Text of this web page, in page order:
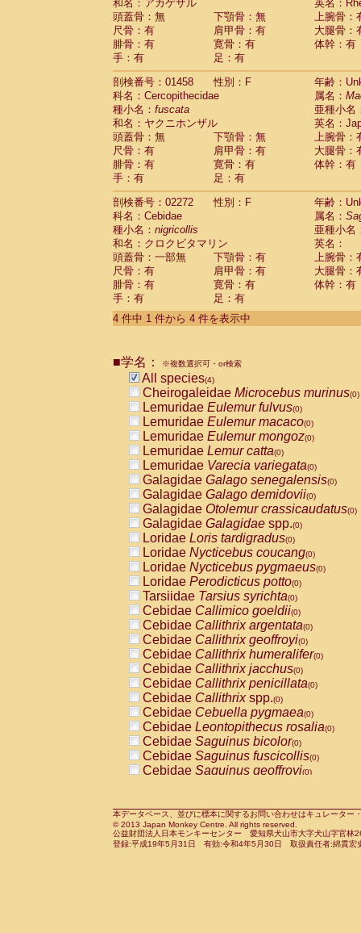
Cebidae Cebusspp.(0)
Cebidae Saimiri boliviensis
Cebidae Saimiri sciureus
Atelidae Alouatta caraya
AtelidaeAlouatta fusca
AtelidaeAlouatta seniculus
AtelidaeAlouatta
Atelidae Ateles belzebuth
Atelidae Ateles geoffroyi
Atelidae Ateles paniscus
Atelidae Atelesspp.
Atelidae Lagothrix lagothricha
AtelidaeLagothrix lagothricha cana(0)
Pitheciidae
Cacajao calvus
Pitheciidae
Callicebus cupreus(0)
Pitheciidae Callicebus donacophilus(0)
PitheciidaeCallicebus moloch(0)
Pitheciidae Callicebus torquatus(0)
Pitheciidae Callicebus
Pitheciidae Chiropotes satanas
Pitheciidae Pithecia monachus
PitheciidaePithecia pithecia
CercopithecidaeCercocebus
Cercopithecidae
CercopithecidaeCercocebus
CercopithecidaeCercocebus
CercopithecidaeCercocebusspp.
CercopithecidaeLophocebus
CercopithecidaePapio anubis
CercopithecidaePapio cynocephalus
CercopithecidaePapio hamadryas
CercopithecidaePapio papio(0)
CercopithecidaePapiospp.(0)
CercopithecidaeMandrillus
CercopithecidaeMandrillus sphinx
CercopithecidaeTheropithecus
CercopithecidaeMacaca arctoides
CercopithecidaeMacaca assamensis
Cercopithecidae Macaca
CercopithecidaeMacaca cyclopis
CercopithecidaeMacaca fascicularis
CercopithecidaeMacaca fuscaca
CercopithecidaeMacaca fuscata
CercopithecidaeMacaca fuscata
CercopithecidaeMacaca maura
CercopithecidaeMacaca mulatta
CercopithecidaeMacaca nemestrina
CercopithecidaeMacaca nigra(0)
CercopithecidaeMacaca radiata
CercopithecidaeMacaca silenus
CercopithecidaeMacaca sinica
CercopithecidaeMacaca tonkeana(0)
CercopithecidaeMacacahybrid(0)
CercopithecidaeMacaca spp.(0)
和名：アカゲザル
英名：
頭蓋骨：無
下顎骨：無
上腕骨：
尺骨：有
肩甲骨：有
大腿骨：
腓骨：有
寛骨：有
体幹：有
手：有
足：有
剖検番号：01458
性別：F
年齢：
科名：Cercopithecidae
属名：
種小名： fuscata
亜種小名
和名：ヤクニホンザル
英名：
頭蓋骨：無
下顎骨：無
上腕骨：
尺骨：有
肩甲骨：有
大腿骨：
腓骨：有
寛骨：有
体幹：有
手：有
足：有
剖検番号：02272
性別：F
年齢：
科名：Cebidae
属名：
種小名： nigricollis
亜種小名
和名：クロクビタマリン
英名：
頭蓋骨：一部無
下顎骨：有
上腕骨：
尺骨：有
肩甲骨：有
大腿骨：
腓骨：有
寛骨：有
体幹：有
手：有
足：有
4 件中 1 件から 4 件を表示中
■学名： ※複数選択可・or検索
All species(4)
Cheirogaleidae Microcebus murinus(0)
Lemuridae Eulemur fulvus(0)
Lemuridae Eulemur macaco(0)
Lemuridae Eulemur mongoz(0)
Lemuridae Lemur catta(0)
Lemuridae Varecia variegata(0)
Galagidae Galago senegalensis(0)
Galagidae Galago demidovii(0)
Galagidae Otolemur crassicaudatus(0)
Galagidae Galagidae spp.(0)
Loridae Loris tardigradus(0)
Loridae Nycticebus coucang(0)
Loridae Nycticebus pygmaeus(0)
Loridae Perodicticus potto(0)
Tarsiidae Tarsius syrichta(0)
Cebidae Callimico goeldii(0)
Cebidae Callithrix argentata(0)
Cebidae Callithrix geoffroyi(0)
Cebidae Callithrix humeralifer(0)
Cebidae Callithrix jacchus(0)
Cebidae Callithrix penicillata(0)
Cebidae Callithrixspp.(0)
Cebidae Cebuella pygmaea(0)
Cebidae Leontopithecus rosalia(0)
Cebidae Saguinus bicolor(0)
Cebidae Saguinus fuscicollis(0)
Cebidae Saguinus geoffroyi(0)
CebidaeSaguinus leucopus(0)
CebidaeSaguinus midas(0)
Cebidae Saguinus mystax(0)
本データベース、並びに標本に関するお問い合わせはキュレータ
© 2013 Japan Monkey Centre. All rights reserved.
公益財団法人日本モンキーセンター 愛知県犬山市大字犬山字官
登録:平成19年5月31日 有効:令和4年5月30日 取扱責任者:綿貫宏